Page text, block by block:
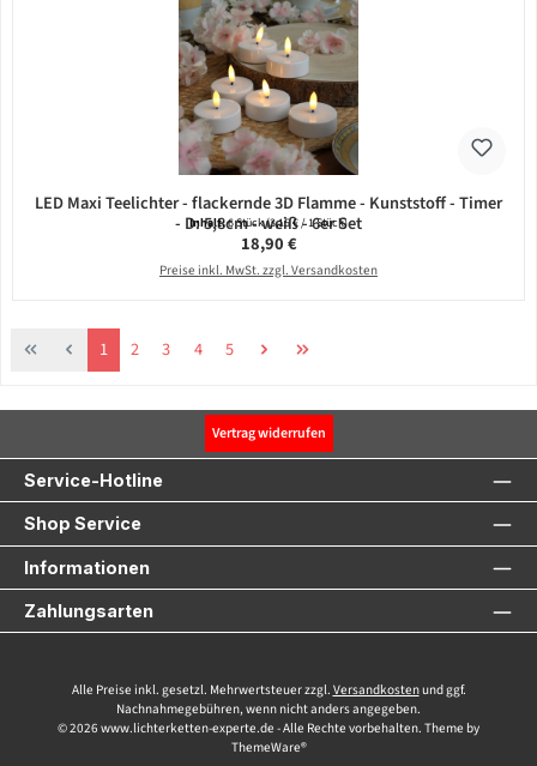
LED Maxi Teelichter - flackernde 3D Flamme - Kunststoff - Timer
- D: 5,8cm - weiß - 6er Set
Inhalt:6 Stück(3,15 € / 1 Stück)
Regulärer Preis:
18,90 €
Preise inkl. MwSt. zzgl. Versandkosten
Seite
1 Seite
2 Seite
3 Seite
4 Seite
5
Vertrag widerrufen
Service-Hotline
Shop Service
Informationen
Zahlungsarten
Alle Preise inkl. gesetzl. Mehrwertsteuer zzgl. Versandkostenund ggf.
Nachnahmegebühren, wenn nicht anders angegeben.
© 2026 www.lichterketten-experte.de - Alle Rechte vorbehalten. Theme by
ThemeWare®